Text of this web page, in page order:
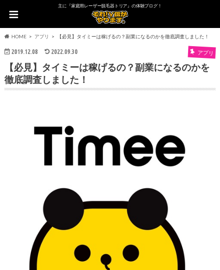
主に『家庭用レーザー脱毛器トリア』の体験ブログ！
HOME アプリ 【必見】タイミーは稼げるの？副業になるのかを徹底調査しました！
2019.12.08 2022.09.30 アプリ
【必見】タイミーは稼げるの？副業になるのかを
徹底調査しました！